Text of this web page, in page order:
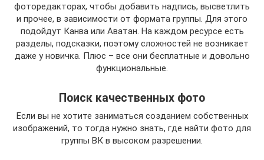
фоторедакторах, чтобы добавить надпись, высветлить
и прочее, в зависимости от формата группы. Для этого
подойдут Канва или Аватан. На каждом ресурсе есть
разделы, подсказки, поэтому сложностей не возникает
даже у новичка. Плюс – все они бесплатные и довольно
функциональные.
Поиск качественных фото
Если вы не хотите заниматься созданием собственных
изображений, то тогда нужно знать, где найти фото для
группы ВК в высоком разрешении.